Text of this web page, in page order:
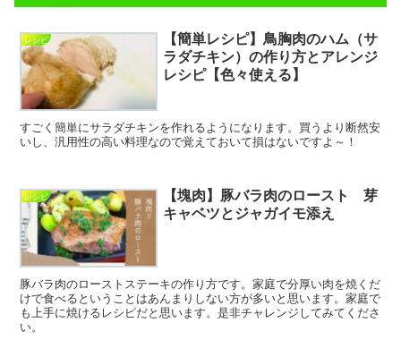
レシピ
【簡単レシピ】鳥胸肉のハム（サ
ラダチキン）の作り方とアレンジ
レシピ【色々使える】
すごく簡単にサラダチキンを作れるようになります。買うより断然安
いし、汎用性の高い料理なので覚えておいて損はないですよ～！
レシピ
【塊肉】豚バラ肉のロースト 芽
キャベツとジャガイモ添え
豚バラ肉のローストステーキの作り方です。家庭で分厚い肉を焼くだ
けで食べるということはあんまりしない方が多いと思います。家庭で
も上手に焼けるレシピだと思います。是非チャレンジしてみてくださ
い。